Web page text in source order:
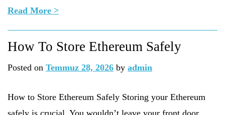
Read More >
How To Store Ethereum Safely
Posted on Temmuz 28, 2026 by admin
How to Store Ethereum Safely Storing your Ethereum
safely is crucial. You wouldn’t leave your front door